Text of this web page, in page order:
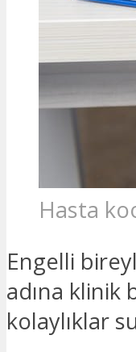
Hasta
Engelli
adına klinik
kolaylıklar